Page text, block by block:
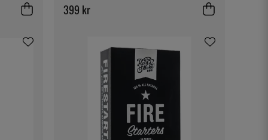
399 kr